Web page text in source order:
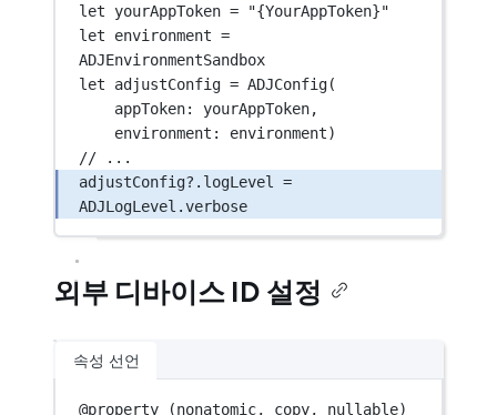
let yourAppToken =
"{YourAppToken}"
let environment =
ADJEnvironmentSandbox
let adjustConfig = ADJConfig(
appToken: yourAppToken,
environment : environment)
// ...
adjustConfig? .logLevel =
ADJLogLevel.verbose
외부 디바이스 ID 설정
속성 선언
@property